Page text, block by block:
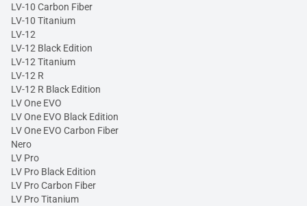
LV-10 Carbon Fiber
LV-10 Titanium
LV-12
LV-12 Black Edition
LV-12 Titanium
LV-12 R
LV-12 R Black Edition
LV One EVO
LV One EVO Black Edition
LV One EVO Carbon Fiber
Nero
LV Pro
LV Pro Black Edition
LV Pro Carbon Fiber
LV Pro Titanium